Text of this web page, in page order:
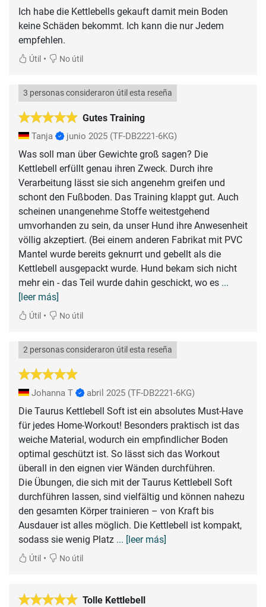
Ich habe die Kettlebells gekauft damit mein Boden
keine Schäden bekommt. Ich kann die nur Jedem
empfehlen.
Útil • No útil
Gutes Training
3 personas consideraron útil esta reseña
Tanja junio 2025 (TF-DB2221-6KG)
Was soll man über Gewichte groß sagen? Die
Kettlebell erfüllt genau ihren Zweck. Durch ihre
Verarbeitung lässt sie sich angenehm greifen und
schont den Fußboden. Das Training klappt gut. Auch
scheinen unangenehme Stoffe weitestgehend
umvorhanden zu sein, da unser Hund ihre Anwesenheit
völlig akzeptiert. (Bei einem anderen Fabrikat mit PVC
Mantel wurde bereits geknurrt und gebellt als die
Kettlebell ausgepackt wurde. Hund bekam sich nicht
mehr ein - das Teil wurde dahin geschickt, wo es ...
[leer más]
Útil • No útil
2 personas consideraron útil esta reseña
Johanna T abril 2025 (TF-DB2221-6KG)
Die Taurus Kettlebell Soft ist ein absolutes Must-Have
für jedes Home-Workout! Besonders praktisch ist das
weiche Material, wodurch ein empfindlicher Boden
optimal geschützt ist. So lässt sich das Workout
überall in den eignen vier Wänden durchführen.
Die Übungen, die sich mit der Taurus Kettlebell Soft
durchführen lassen, sind vielfältig und können nahezu
den gesamten Körper trainieren – von Kraft bis
Ausdauer ist alles möglich. Die Kettlebell ist kompakt,
sodass sie wenig Platz ... [leer más]
Útil • No útil
Tolle Kettlebell